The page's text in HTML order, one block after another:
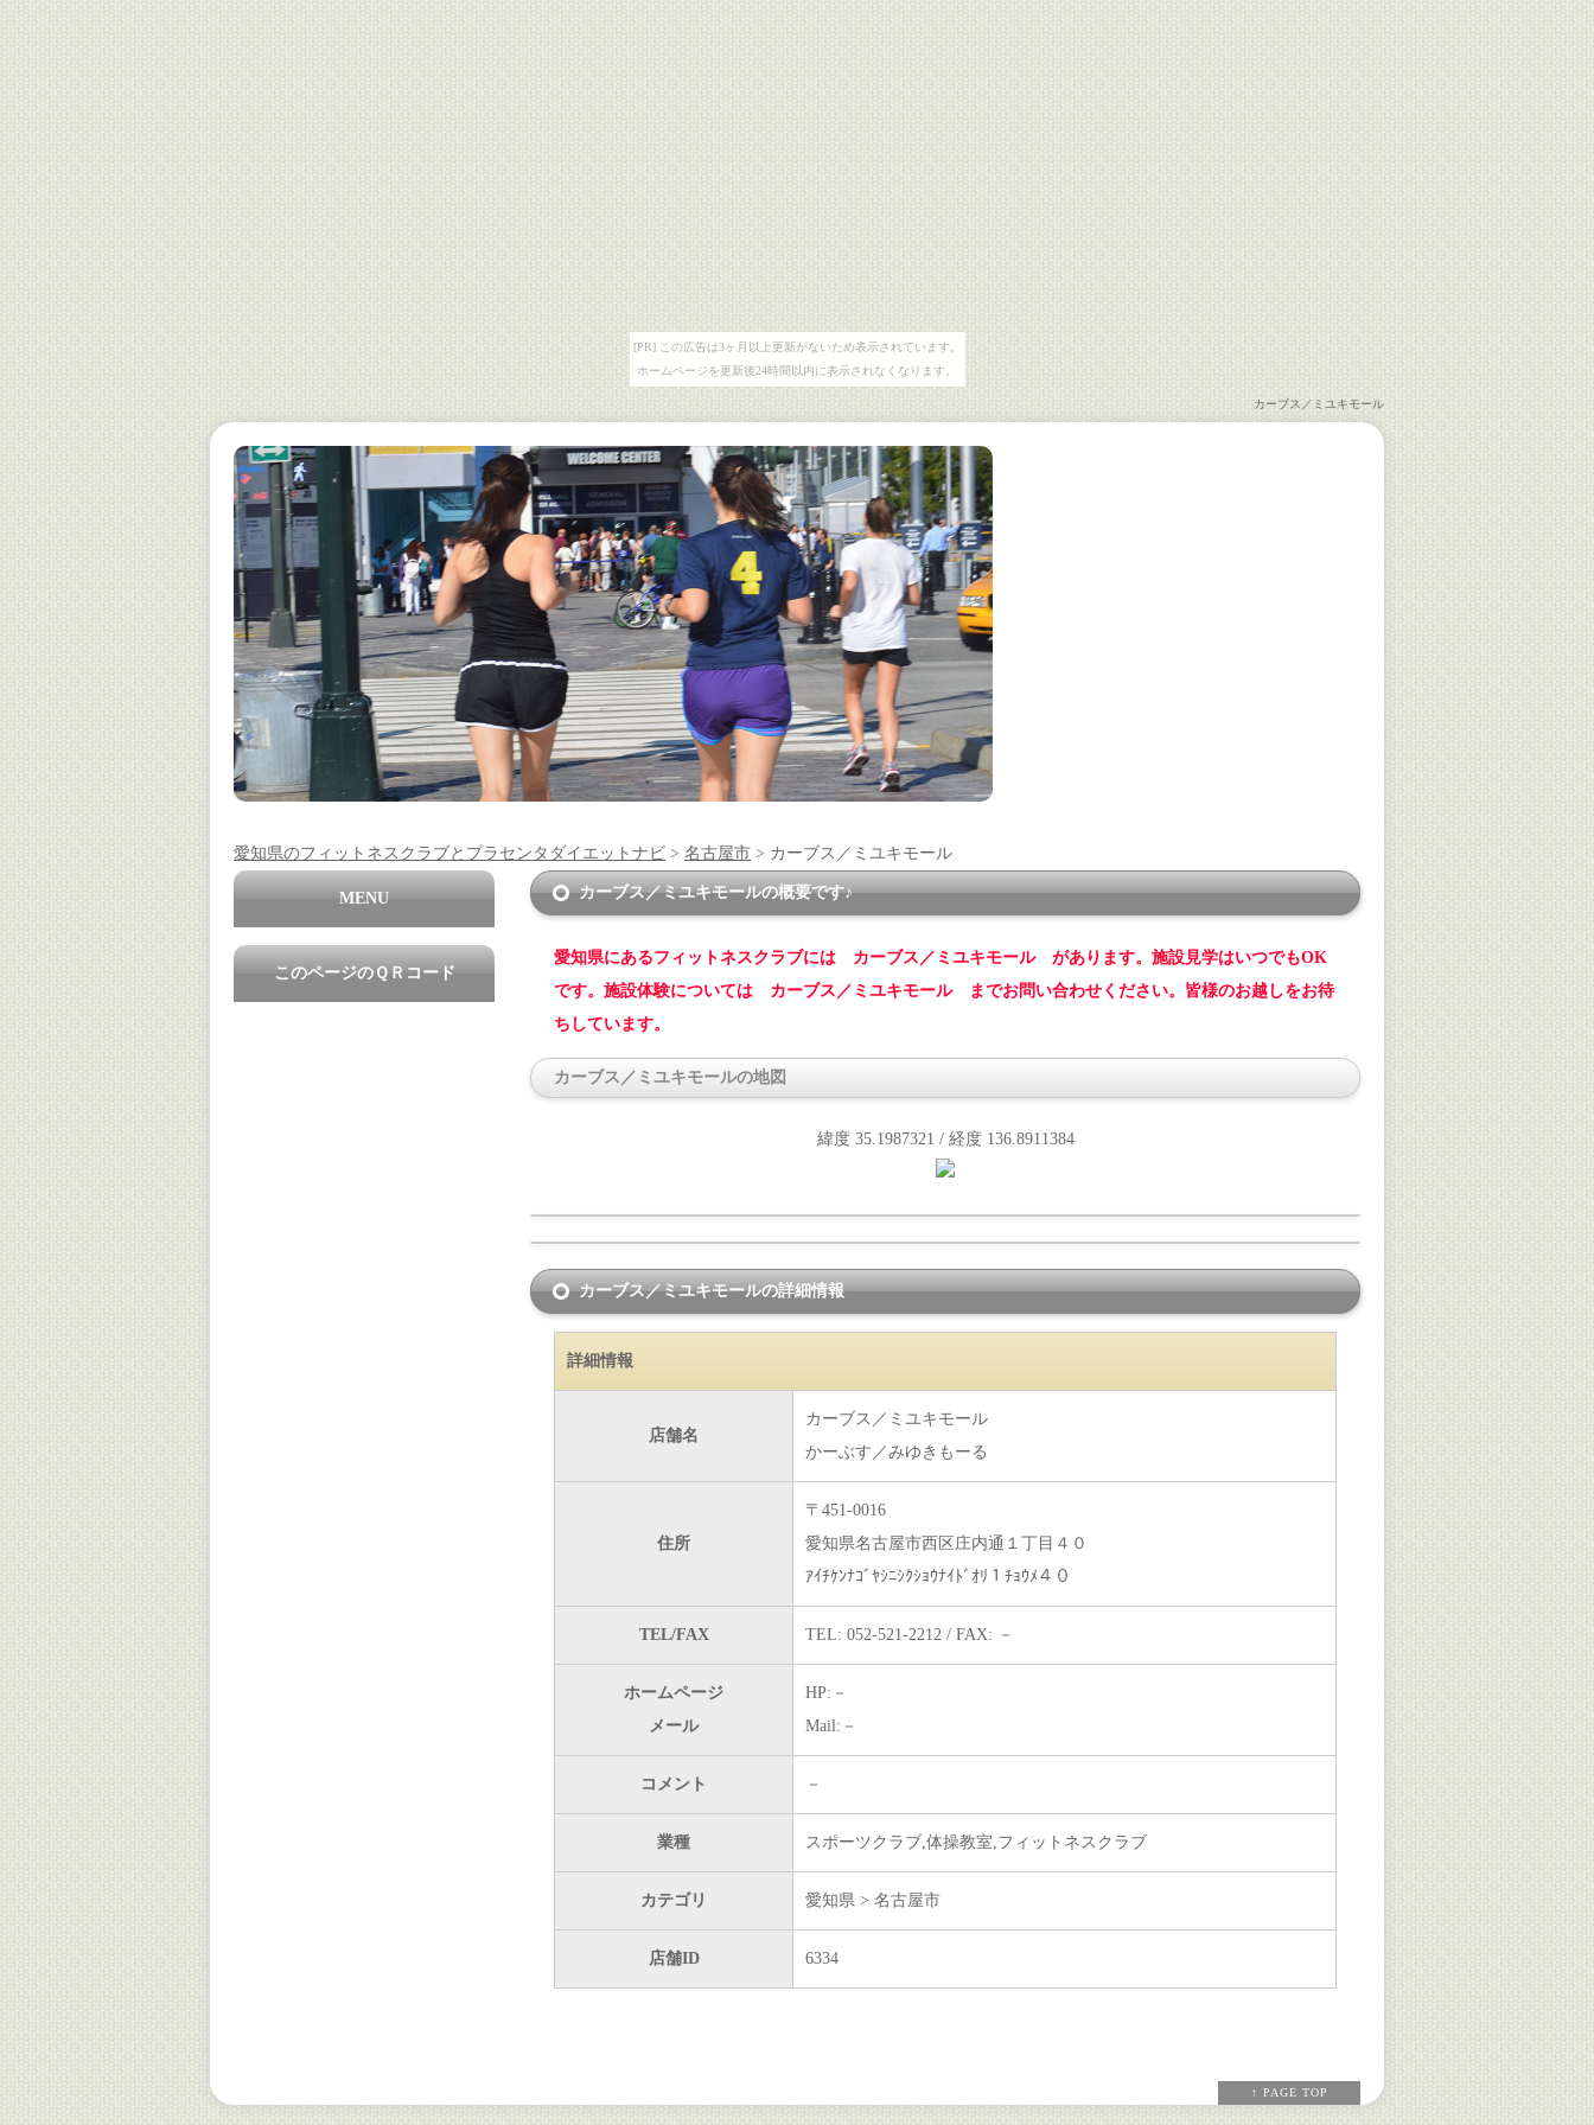
[PR] この広告は3ヶ月以上更新がないため表示されています。
ホームページを更新後24時間以内に表示されなくなります。
カーブス／ミユキモール
愛知県のフィットネスクラブとプラセンタダイエットナビ > 名古屋市 > カーブス／ミユキモール
カーブス／ミユキモールの概要です♪
愛知県にあるフィットネスクラブには カーブス／ミユキモール があります。施設見学はいつでもOK
です。施設体験については カーブス／ミユキモール までお問い合わせください。皆様のお越しをお待
ちしています。
カーブス／ミユキモールの地図
緯度 35.1987321 / 経度 136.8911384
カーブス／ミユキモールの詳細情報
詳細情報
店舗名
カーブス／ミユキモール
かーぶす／みゆきもーる
住所
〒451-0016
愛知県名古屋市西区庄内通１丁目４０
ｱｲﾁｹﾝﾅｺﾞﾔｼﾆｼｸｼｮｳﾅｲﾄﾞｵﾘ１ﾁｮｳﾒ４０
TEL/FAX TEL: 052-521-2212 / FAX: －
ホームページ
メール
HP:－
Mail:－
コメント －
業種 スポーツクラブ,体操教室,フィットネスクラブ
カテゴリ 愛知県 > 名古屋市
店舗ID 6334
MENU
このページのＱＲコード
↑ PAGE TOP